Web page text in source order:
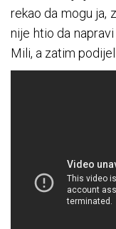
rekao da mogu ja,
nije htio da
Mili, a zatim